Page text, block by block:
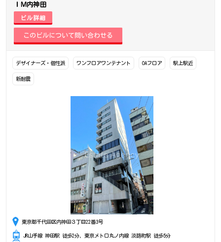
ＩＭ内神田
ビル詳細
デザイナーズ・個性派 ワンフロアワンテナント OAフロア 駅上駅近
新耐震
東京都千代田区内神田３丁目22番3号
JR山手線 神田駅 徒歩2分、東京メトロ丸ノ内線 淡路町駅 徒歩5分